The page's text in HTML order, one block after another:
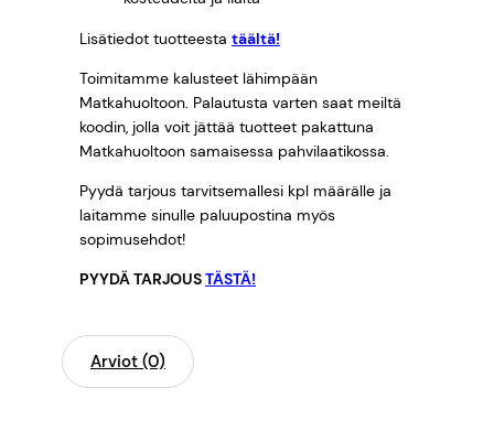
Lisätiedot tuotteesta täältä!
Toimitamme kalusteet lähimpään
Matkahuoltoon. Palautusta varten saat meiltä
koodin, jolla voit jättää tuotteet pakattuna
Matkahuoltoon samaisessa pahvilaatikossa.
Pyydä tarjous tarvitsemallesi kpl määrälle ja
laitamme sinulle paluupostina myös
sopimusehdot!
PYYDÄ TARJOUSTÄSTÄ!
Arviot (0)